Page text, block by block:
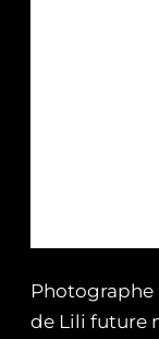
Photographe
de Lili future